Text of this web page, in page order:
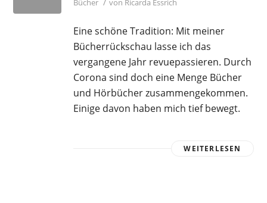
Bücher
von Ricarda Essrich
Eine schöne Tradition: Mit meiner
Bücherrückschau lasse ich das
vergangene Jahr revuepassieren. Durch
Corona sind doch eine Menge Bücher
und Hörbücher zusammengekommen.
Einige davon haben mich tief bewegt.
WEITERLESEN